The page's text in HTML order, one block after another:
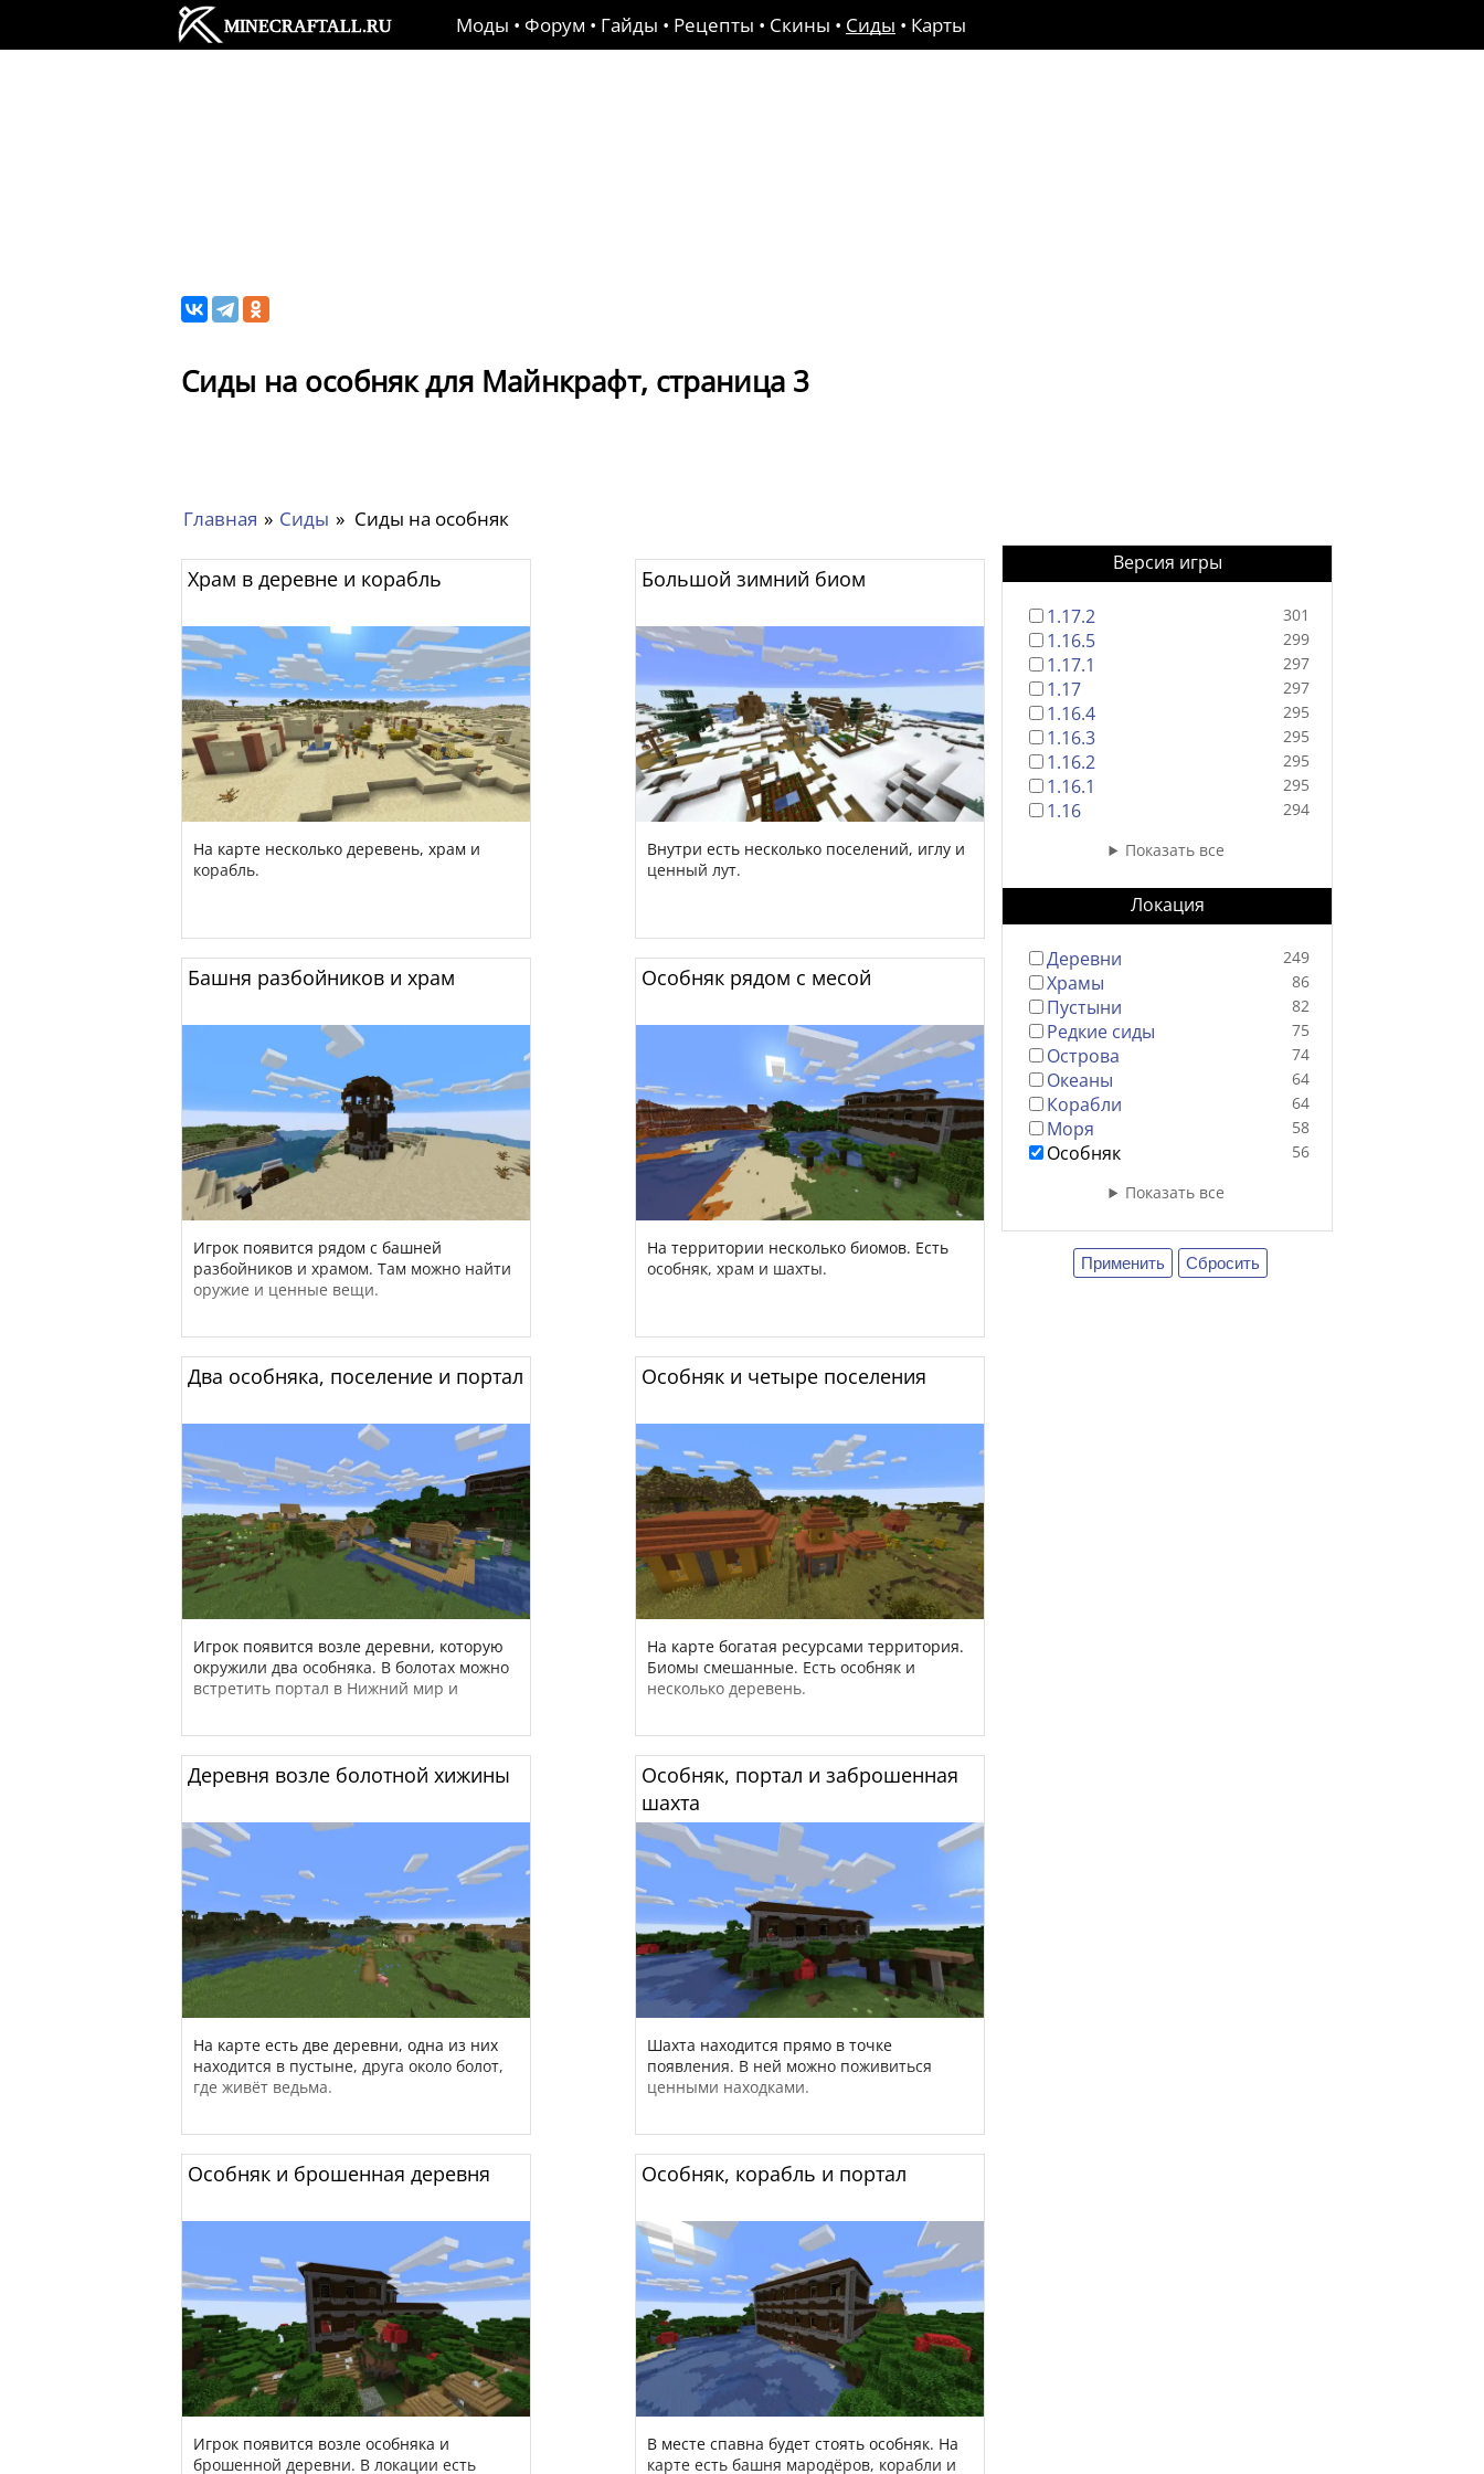
Моды • Форум • Гайды • Рецепты • Скины • Сиды • Карты
Сиды на особняк для Майнкрафт, страница 3
Главная » Сиды » Сиды на особняк
Храм в деревне и корабль
На карте несколько деревень, храм и
корабль.
Большой зимний биом
Внутри есть несколько поселений, иглу и
ценный лут.
Башня разбойников и храм
Игрок появится рядом с башней
разбойников и храмом. Там можно найти
оружие и ценные вещи.
Особняк рядом с месой
На территории несколько биомов. Есть
особняк, храм и шахты.
Два особняка, поселение и портал
Игрок появится возле деревни, которую
окружили два особняка. В болотах можно
встретить портал в Нижний мир и
Особняк и четыре поселения
На карте богатая ресурсами территория.
Биомы смешанные. Есть особняк и
несколько деревень.
Деревня возле болотной хижины
На карте есть две деревни, одна из них
находится в пустыне, друга около болот,
где живёт ведьма.
Особняк, портал и заброшенная
шахта
Шахта находится прямо в точке
появления. В ней можно поживиться
ценными находками.
Особняк и брошенная деревня
Игрок появится возле особняка и
брошенной деревни. В локации есть
Особняк, корабль и портал
В месте спавна будет стоять особняк. На
карте есть башня мародёров, корабли и
Версия игры
1.17.2 301
1.16.5 299
1.17.1 297
1.17 297
1.16.4 295
1.16.3 295
1.16.2 295
1.16.1 295
1.16
294
Показать все
Локация
Деревни 249
Храмы 86
Пустыни 82
Редкие сиды 75
Острова 74
Океаны 64
Корабли 64
Моря 58
Особняк
56
Показать все